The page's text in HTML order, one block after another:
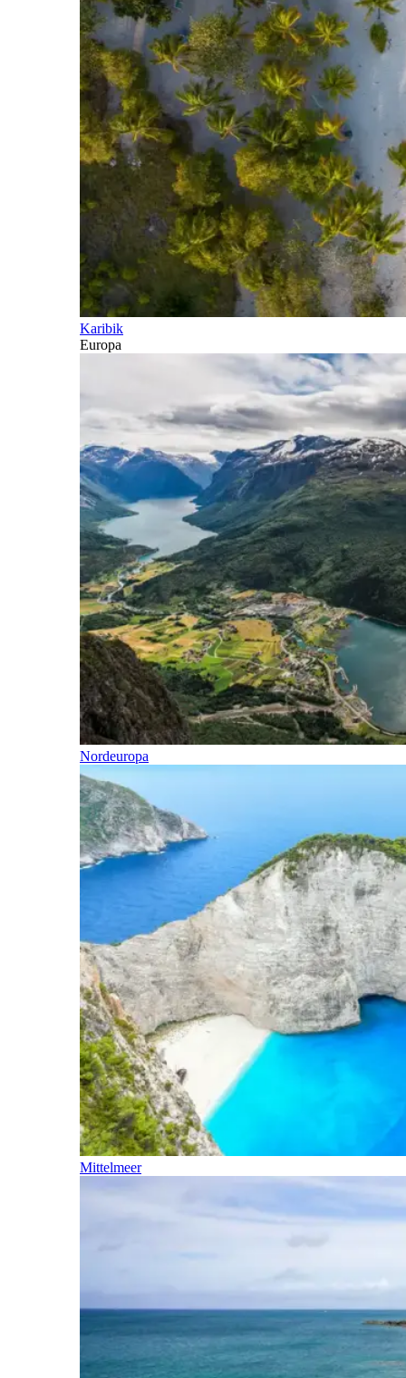
Karibik
Europa
Nordeuropa
Mittelmeer